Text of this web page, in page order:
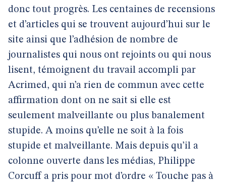
donc tout progrès. Les centaines de recensions
et d’articles qui se trouvent aujourd’hui sur le
site ainsi que l’adhésion de nombre de
journalistes qui nous ont rejoints ou qui nous
lisent, témoignent du travail accompli par
Acrimed, qui n’a rien de commun avec cette
affirmation dont on ne sait si elle est
seulement malveillante ou plus banalement
stupide. A moins qu’elle ne soit à la fois
stupide et malveillante. Mais depuis qu’il a
colonne ouverte dans les médias, Philippe
Corcuff a pris pour mot d’ordre « Touche pas à